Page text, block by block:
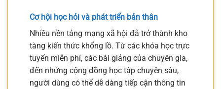
Cơ hội học hỏi và phát triển bản thân
Nhiều nền tảng mạng xã hội đã trở thành kho
tàng kiến thức khổng lồ. Từ các khóa học trực
tuyến miễn phí, các bài giảng của chuyên gia,
đến những cộng đồng học tập chuyên sâu,
người dùng có thể dễ dàng tiếp cận thông tin